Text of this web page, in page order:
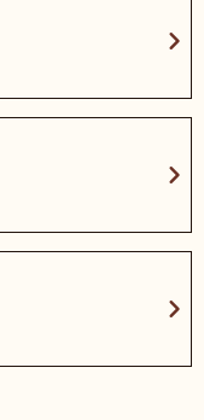
chevron_right
chevron_right
chevron_right